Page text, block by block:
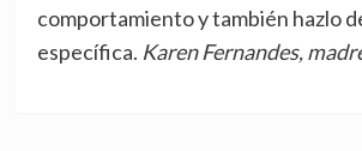
comportamiento y también hazlo
específica. Karen Fernandes,